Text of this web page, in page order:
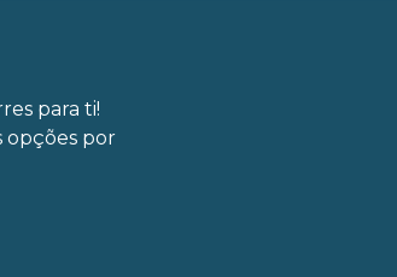
para ti!
opções por